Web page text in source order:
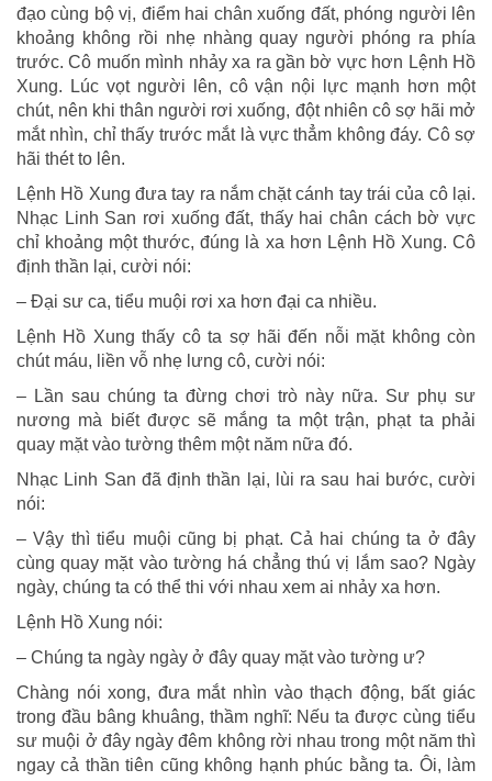
đạo cùng bộ vị, điểm hai chân xuống đất, phóng người lên
khoảng không rồi nhẹ nhàng quay người phóng ra phía
trước. Cô muốn mình nhảy xa ra gần bờ vực hơn Lệnh Hồ
Xung. Lúc vọt người lên, cô vận nội lực mạnh hơn một
chút, nên khi thân người rơi xuống, đột nhiên cô sợ hãi mở
mắt nhìn, chỉ thấy trước mắt là vực thẳm không đáy. Cô sợ
hãi thét to lên.
Lệnh Hồ Xung đưa tay ra nắm chặt cánh tay trái của cô lại.
Nhạc Linh San rơi xuống đất, thấy hai chân cách bờ vực
chỉ khoảng một thước, đúng là xa hơn Lệnh Hồ Xung. Cô
định thần lại, cười nói:
– Đại sư ca, tiểu muội rơi xa hơn đại ca nhiều.
Lệnh Hồ Xung thấy cô ta sợ hãi đến nỗi mặt không còn
chút máu, liền vỗ nhẹ lưng cô, cười nói:
– Lần sau chúng ta đừng chơi trò này nữa. Sư phụ sư
nương mà biết được sẽ mắng ta một trận, phạt ta phải
quay mặt vào tường thêm một năm nữa đó.
Nhạc Linh San đã định thần lại, lùi ra sau hai bước, cười
nói:
– Vậy thì tiểu muội cũng bị phạt. Cả hai chúng ta ở đây
cùng quay mặt vào tường há chẳng thú vị lắm sao? Ngày
ngày, chúng ta có thể thi với nhau xem ai nhảy xa hơn.
Lệnh Hồ Xung nói:
– Chúng ta ngày ngày ở đây quay mặt vào tường ư?
Chàng nói xong, đưa mắt nhìn vào thạch động, bất giác
trong đầu bâng khuâng, thầm nghĩ: Nếu ta được cùng tiểu
sư muội ở đây ngày đêm không rời nhau trong một năm thì
ngay cả thần tiên cũng không hạnh phúc bằng ta. Ôi, làm